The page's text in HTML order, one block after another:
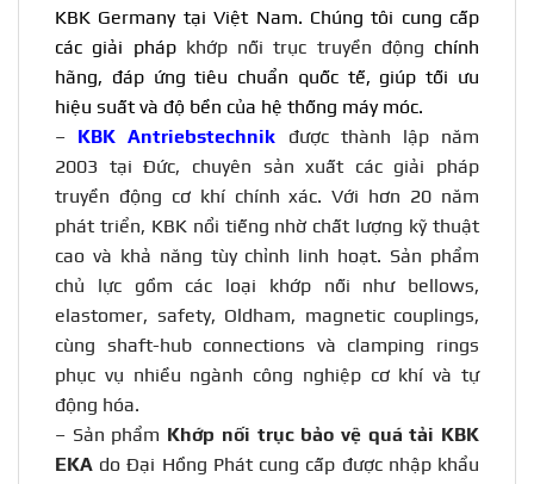
KBK Germany tại Việt Nam. Chúng tôi cung cấp
các giải pháp khớp nối trục truyền động chính
hãng, đáp ứng tiêu chuẩn quốc tế, giúp tối ưu
hiệu suất và độ bền của hệ thống máy móc.
– KBK Antriebstechnik được thành lập năm
2003 tại Đức, chuyên sản xuất các giải pháp
truyền động cơ khí chính xác. Với hơn 20 năm
phát triển, KBK nổi tiếng nhờ chất lượng kỹ thuật
cao và khả năng tùy chỉnh linh hoạt. Sản phẩm
chủ lực gồm các loại khớp nối như bellows,
elastomer, safety, Oldham, magnetic couplings,
cùng shaft-hub connections và clamping rings
phục vụ nhiều ngành công nghiệp cơ khí và tự
động hóa.
– Sản phẩm Khớp nối trục bảo vệ quá tải KBK
EKA do Đại Hồng Phát cung cấp được nhập khẩu